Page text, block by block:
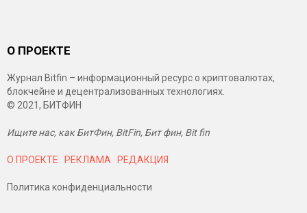
О ПРОЕКТЕ
Журнал Bitfin – информационный ресурс о криптовалютах,
блокчейне и децентрализованных технологиях.
© 2021, БИТФИН
Ищите нас, как БитФин, BitFin, Бит фин, Bit fin
О ПРОЕКТЕ РЕКЛАМА РЕДАКЦИЯ
Политика конфиденциальности